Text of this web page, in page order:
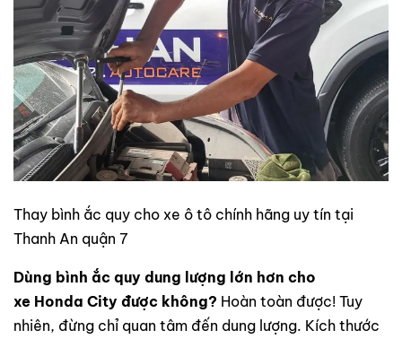
Thay bình ắc quy cho xe ô tô chính hãng uy tín tại
Thanh An quận 7
Dùng bình ắc quy dung lượng lớn hơn cho
xe Honda City được không? Hoàn toàn được! Tuy
nhiên, đừng chỉ quan tâm đến dung lượng. Kích thước